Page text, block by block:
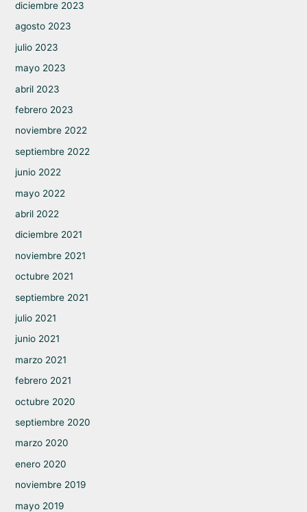
diciembre 2023
agosto 2023
julio 2023
mayo 2023
abril 2023
febrero 2023
noviembre 2022
septiembre 2022
junio 2022
mayo 2022
abril 2022
diciembre 2021
noviembre 2021
octubre 2021
septiembre 2021
julio 2021
junio 2021
marzo 2021
febrero 2021
octubre 2020
septiembre 2020
marzo 2020
enero 2020
noviembre 2019
mayo 2019